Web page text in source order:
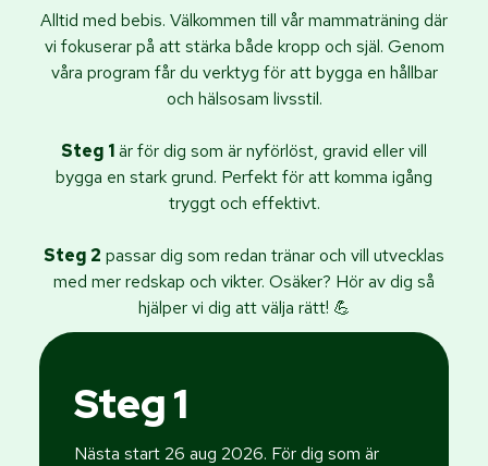
Alltid med bebis. Välkommen till vår mammaträning där
vi fokuserar på att stärka både kropp och själ. Genom
våra program får du verktyg för att bygga en hållbar
och hälsosam livsstil.
Steg 1är för dig som är nyförlöst, gravid eller vill
bygga en stark grund. Perfekt för att komma igång
tryggt och effektivt.
Steg 2 passar dig som redan tränar och vill utvecklas
med mer redskap och vikter. Osäker? Hör av dig så
hjälper vi dig att välja rätt! 💪
Steg 1
Nästa start 26 aug 2026. För dig som är